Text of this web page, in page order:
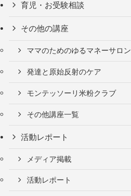
育児・お受験相談
その他の講座
ママのためのゆるマネーサロン
発達と原始反射のケア
モンテッソーリ米粉クラブ
その他講座一覧
活動レポート
メディア掲載
活動レポート